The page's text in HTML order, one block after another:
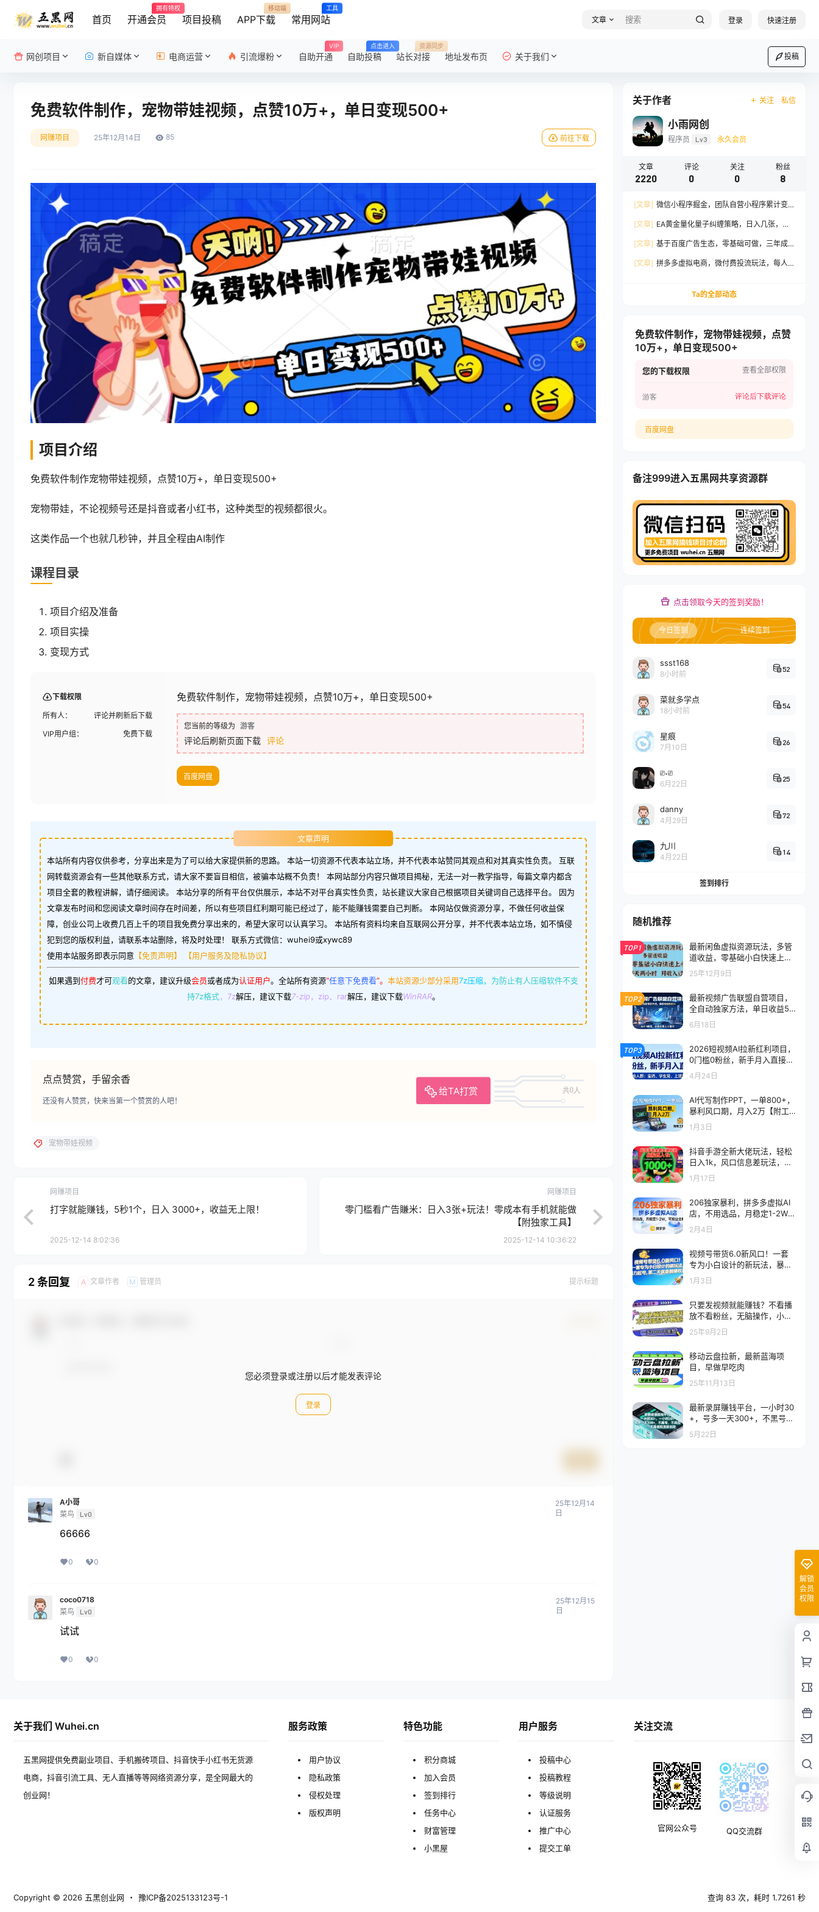
首页 开通会员
拥有特权
项目投稿 APP下载
移动端
常用网站
工具
文章 登录 快速注册
网创项目 新自媒体 电商运营 引流爆粉 自助开通
VIP
自助投稿
点击进入
站长对接
资源同步
地址发布页 关于我们 投稿
免费软件制作，宠物带娃视频，点赞10万+，单日变现500+
网赚项目 25年12月14日 85 前往下载
项目介绍
免费软件制作宠物带娃视频，点赞10万+，单日变现500+
宠物带娃，不论视频号还是抖音或者小红书，这种类型的视频都很火。
这类作品一个也就几秒钟，并且全程由AI制作
课程目录
项目介绍及准备
项目实操
变现方式
下载权限
所有人：
评论并刷新后下载
VIP用户组：
免费下载
免费软件制作，宠物带娃视频，点赞10万+，单日变现500+
您当前的等级为 游客
评论后刷新页面下载 评论
百度网盘
文章声明
本站所有内容仅供参考，分享出来是为了可以给大家提供新的思路。 本站一切资源不代表本站立场，并不代表本站赞同其观点和对其真实性负责。 互联
网转载资源会有一些其他联系方式，请大家不要盲目相信，被骗本站概不负责！ 本网站部分内容只做项目揭秘，无法一对一教学指导，每篇文章内都含
项目全套的教程讲解，请仔细阅读。 本站分享的所有平台仅供展示，本站不对平台真实性负责，站长建议大家自己根据项目关键词自己选择平台。 因为
文章发布时间和您阅读文章时间存在时间差，所以有些项目红利期可能已经过了，能不能赚钱需要自己判断。 本网站仅做资源分享，不做任何收益保
障，创业公司上收费几百上千的项目我免费分享出来的，希望大家可以认真学习。 本站所有资料均来自互联网公开分享，并不代表本站立场，如不慎侵
犯到您的版权利益，请联系本站删除，将及时处理！ 联系方式微信：wuhei9或xywc89
使用本站服务即表示同意 【免责声明】 【用户服务及隐私协议】
如果遇到付费才可观看的文章，建议升级会员或者成为认证用户。 全站所有资源“任意下免费看”。 本站资源少部分采用7z压缩， 为防止有人压缩软件不支
持7z格式，7z解压，建议下载7-zip，zip、rar解压，建议下载WinRAR。
点点赞赏，手留余香
给TA打赏 共0人
还没有人赞赏，快来当第一个赞赏的人吧！
宠物带娃视频
网赚项目
打字就能赚钱，5秒1个，日入 3000+，收益无上限！
2025-12-14 8:02:36
网赚项目
零门槛看广告賺米：日入3张+玩法！零成本有手机就能做
【附独家工具】
2025-12-14 10:36:22
2 条回复 A 文章作者 M 管理员 提示标题
您必须登录或注册以后才能发表评论
登录
A小哥
菜鸟
Lv0
25年12月14
日
66666
0 0
coco0718
菜鸟
Lv0
25年12月15
日
试试
0 0
关于作者 关注 私信
小雨网创
程序员 Lv3 永久会员
文章
2220
评论
0
关注
0
粉丝
8
[文章] 微信小程序掘金，团队自营小程序累计变
[文章] EA黄金量化量子纠缠策略，日入几张，全
[文章] 基于百度广告生态，零基础可做，三年成
[文章] 拼多多虚拟电商，微付费投流玩法，每人
Ta的全部动态
免费软件制作，宠物带娃视频，点赞
10万+，单日变现500+
您的下载权限 查看全部权限
游客 评论后下载评论
百度网盘
备注999进入五黑网共享资源群
点击领取今天的签到奖励！
今日签到 连续签到
ssst168
8小时前
52
菜就多学点
18小时前
54
星痕
7月10日
26
⎚˕⎚
6月22日
25
danny
4月29日
72
九川
4月22日
14
签到排行
随机推荐
TOP1
最新闲鱼虚拟资源玩法，多管
道收益，零基础小白快速上
手，每天两小时月收入过万
25年12月9日
TOP2
最新视频广告联盟自营项目，
全自动独家方法，单日收益50
0+，从0-1教程，全程无需人
工值守
6月18日
TOP3
2026短视频AI拉新红利项目，
0门槛0粉丝，新手月入直接过
1W
4月24日
AI代写制作PPT，一单800+，
暴利风口期，月入2万【附工
具】
1月3日
抖音手游全新大佬玩法，轻松
日入1k，风口信息差玩法，当
天见收益，小白一部手机可操
作
1月17日
206独家暴利，拼多多虚拟AI
店，不用选品，月稳定1-2W，
可副业全职！
2月4日
视频号带货6.0新风口！一套
专为小白设计的新玩法，暴力
起号，第二天就能躺赚收益
1月3日
只要发视频就能赚钱？不看播
放不看粉丝，无脑操作，小白
轻松上手，一天1000+
25年9月2日
移动云盘拉新，最新蓝海项
目，早做早吃肉
25年11月13日
最新录屏賺钱平台，一小时30
+，号多一天300+，不黑号，
不风控，无需提现直接到账
5月22日
解锁
会员
权限
关于我们 Wuhei.cn
五黑网提供免费副业项目、手机搬砖项目、抖音快手小红书无货源
电商，抖音引流工具、无人直播等等网络资源分享，是全网最大的
创业网！
服务政策
用户协议
隐私政策
侵权处理
版权声明
特色功能
积分商城
加入会员
签到排行
任务中心
财富管理
小黑屋
用户服务
投稿中心
投稿教程
等级说明
认证服务
推广中心
提交工单
关注交流
官网公众号 QQ交流群
Copyright © 2026 五黑创业网 ・ 豫ICP备2025133123号-1 查询 83 次，耗时 1.7261 秒